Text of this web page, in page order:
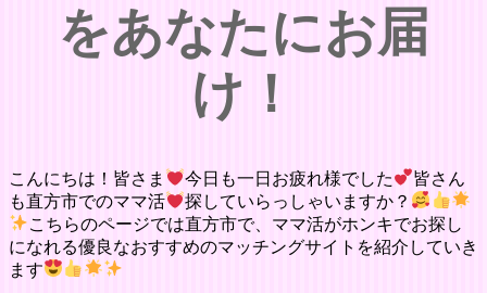
をあなたにお届
け！
こんにちは！皆さま 今日も一日お疲れ様でした
皆さん
も直方市でのママ活
探していらっしゃいますか？
こちらのページでは直方市で、ママ活がホンキでお探し
になれる優良なおすすめのマッチングサイトを紹介していき
ます